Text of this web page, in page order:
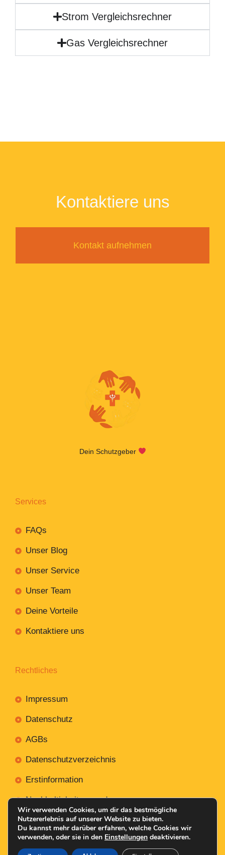
Strom Vergleichsrechner
Gas Vergleichsrechner
Kontaktiere uns
Kontakt aufnehmen
Dein Schutzgeber
Services
FAQs
Unser Blog
Unser Service
Unser Team
Deine Vorteile
Kontaktiere uns
Rechtliches
Impressum
Datenschutz
AGBs
Datenschutzverzeichnis
Erstinformation
Nachhaltigkeitsverordnung
Wir verwenden Cookies, um dir das bestmögliche
Nutzererlebnis auf unserer Website zu bieten.
Du kannst mehr darüber erfahren, welche Cookies wir
verwenden, oder sie in den Einstellungen deaktivieren.